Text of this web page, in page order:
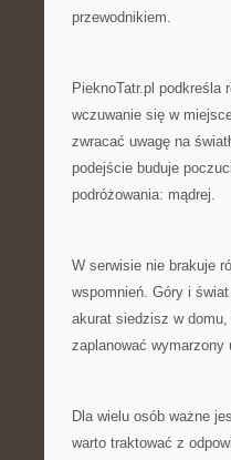
przewodnikiem.
PieknoTatr.pl podkreśla
wczuwanie się w
zwracać uwagę na
podejście buduje
podróżowania: mądrej.
W serwisie nie brakuje
wspomnień. Góry i
akurat siedzisz w
zaplanować wymarzony
Dla wielu osób ważne
warto traktować z